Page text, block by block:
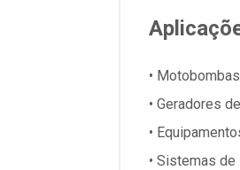
• Motobombas
• Geradores
•
• Sistemas de